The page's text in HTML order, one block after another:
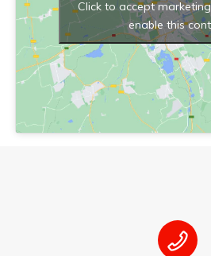
Click to accept
enable this